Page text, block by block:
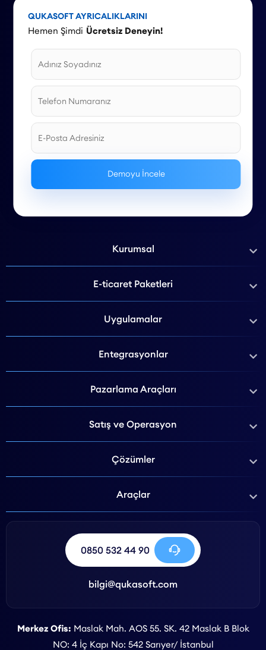
QUKASOFT AYRICALIKLARINI
Hemen Şimdi Ücretsiz Deneyin!
Kurumsal
E-ticaret Paketleri
Uygulamalar
Entegrasyonlar
Pazarlama Araçları
Satış ve Operasyon
Çözümler
Araçlar
0850 532 44 90
bilgi@qukasoft.com
Merkez Ofis: Maslak Mah. AOS 55. SK. 42 Maslak B Blok
NO: 4 İç Kapı No: 542 Sarıyer/ İstanbul